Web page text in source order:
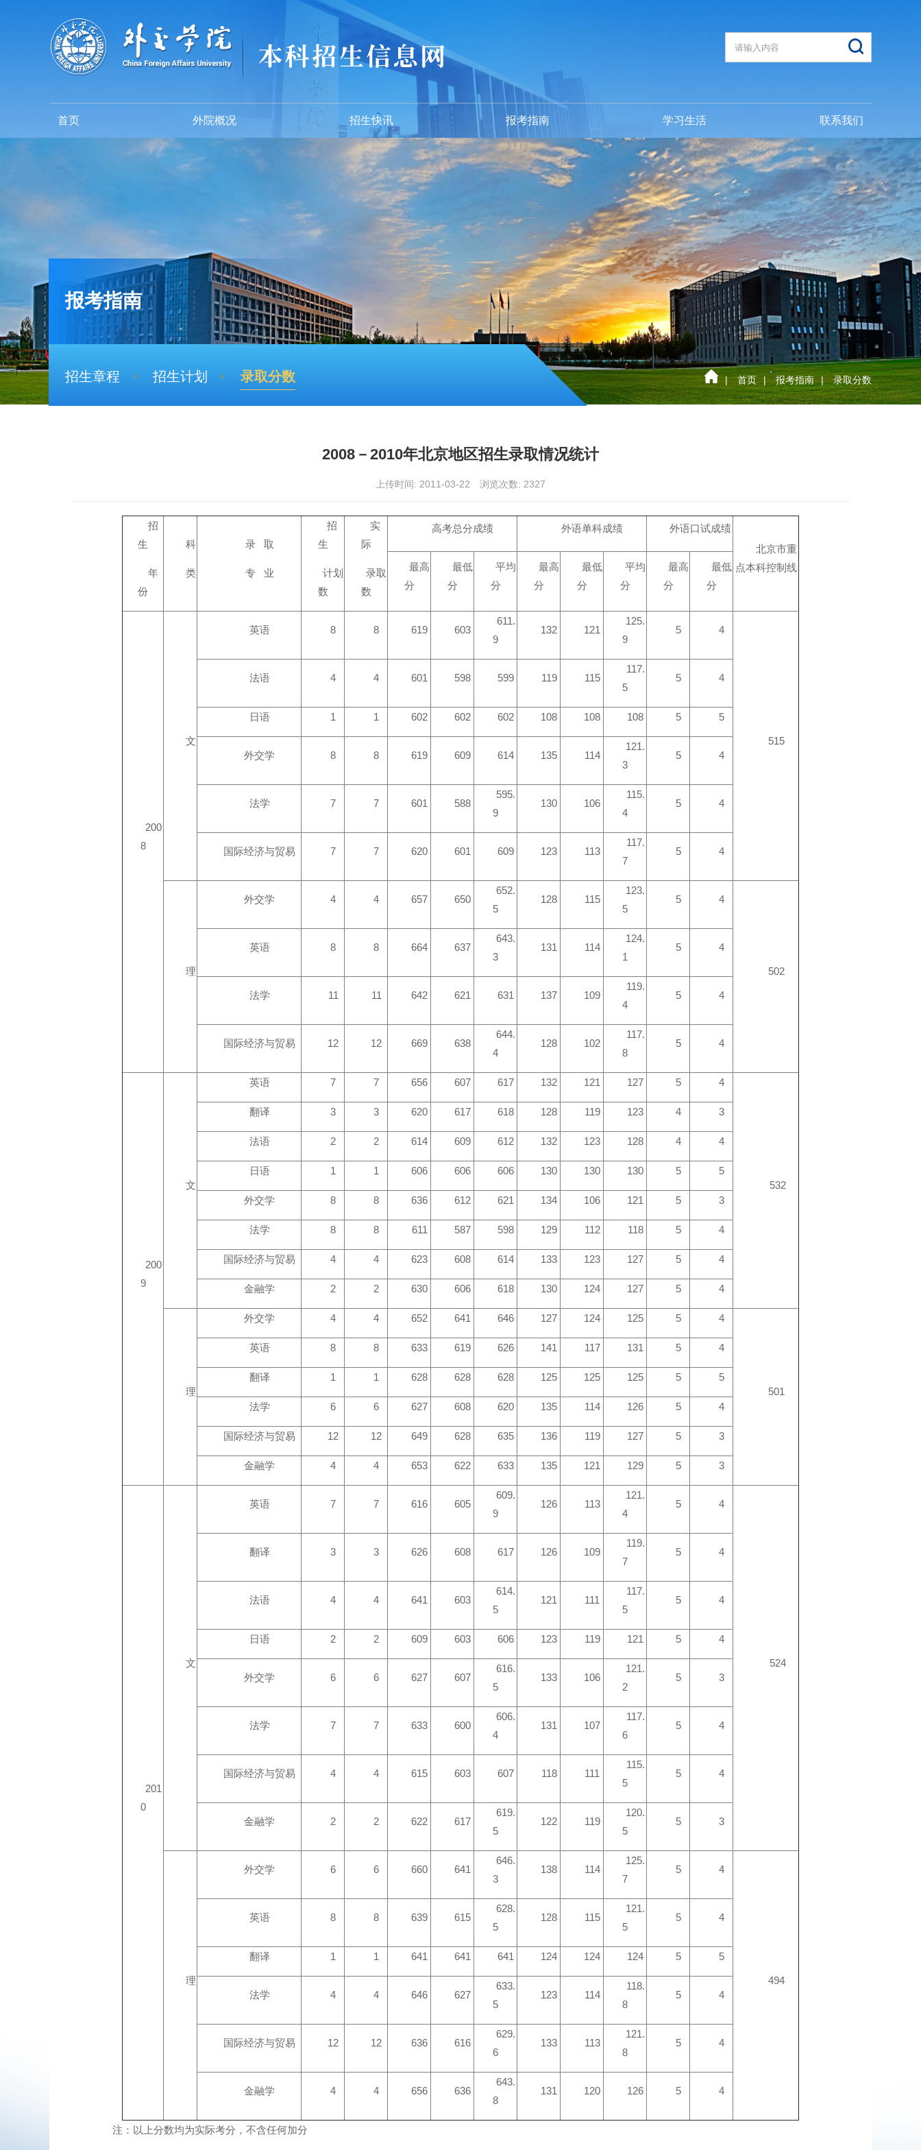
首页 外院概况 招生快讯 报考指南 学习生活 联系我们
| 首页 | 报考指南 | 录取分数
报考指南
招生章程 招生计划 录取分数
2008－2010年北京地区招生录取情况统计
上传时间: 2011-03-22 浏览次数: 2327
招
生
年
份
科
类
录 取
专 业
招
生
计划
数
实
际
录取
数
高考总分成绩 外语单科成绩
外语口试成绩
北京市重
点本科控制线
最高
分
最低
分
平均
分
最高
分
最低
分
平均
分
最高
分
最低
分
200
8
文
英语 8 8 619 603
611.
9
132 121
125.
9
5 4
515
法语 4 4 601 598 599 119 115
117.
5
5 4
日语 1 1 602 602 602 108 108 108 5 5
外交学 8 8 619 609 614 135 114
121.
3
5 4
法学 7 7 601 588
595.
9
130 106
115.
4
5 4
国际经济与贸易 7 7 620 601 609 123 113
117.
7
5 4
理
外交学 4 4 657 650
652.
5
128 115
123.
5
5 4
502
英语 8 8 664 637
643.
3
131 114
124.
1
5 4
法学 11 11 642 621 631 137 109
119.
4
5 4
国际经济与贸易 12 12 669 638
644.
4
128 102
117.
8
5 4
200
9
文
英语 7 7 656 607 617 132 121 127 5 4
532
翻译 3 3 620 617 618 128 119 123 4 3
法语 2 2 614 609 612 132 123 128 4 4
日语 1 1 606 606 606 130 130 130 5 5
外交学 8 8 636 612 621 134 106 121 5 3
法学 8 8 611 587 598 129 112 118 5 4
国际经济与贸易 4 4 623 608 614 133 123 127 5 4
金融学 2 2 630 606 618 130 124 127 5 4
理
外交学 4 4 652 641 646 127 124 125 5 4
501
英语 8 8 633 619 626 141 117 131 5 4
翻译 1 1 628 628 628 125 125 125 5 5
法学 6 6 627 608 620 135 114 126 5 4
国际经济与贸易 12 12 649 628 635 136 119 127 5 3
金融学 4 4 653 622 633 135 121 129 5 3
201
0
文
英语 7 7 616 605
609.
9
126 113
121.
4
5 4
524
翻译 3 3 626 608 617 126 109
119.
7
5 4
法语 4 4 641 603
614.
5
121 111
117.
5
5 4
日语 2 2 609 603 606 123 119 121 5 4
外交学 6 6 627 607
616.
5
133 106
121.
2
5 3
法学 7 7 633 600
606.
4
131 107
117.
6
5 4
国际经济与贸易 4 4 615 603 607 118 111
115.
5
5 4
金融学 2 2 622 617
619.
5
122 119
120.
5
5 3
理
外交学 6 6 660 641
646.
3
138 114
125.
7
5 4
494
英语 8 8 639 615
628.
5
128 115
121.
5
5 4
翻译 1 1 641 641 641 124 124 124 5 5
法学 4 4 646 627
633.
5
123 114
118.
8
5 4
国际经济与贸易 12 12 636 616
629.
6
133 113
121.
8
5 4
金融学 4 4 656 636
643.
8
131 120 126 5 4
注：以上分数均为实际考分，不含任何加分